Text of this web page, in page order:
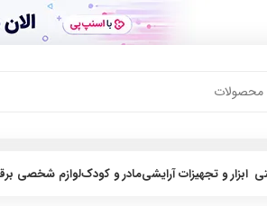
ابزار و تجهیزات آرایشیمادر و کودکلوازم شخصی